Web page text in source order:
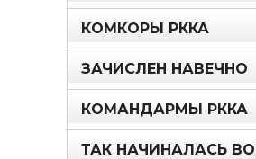
КОМКОРЫ РККА
ЗАЧИСЛЕН НАВЕЧНО
КОМАНДАРМЫ РККА
ТАК НАЧИНАЛАСЬ